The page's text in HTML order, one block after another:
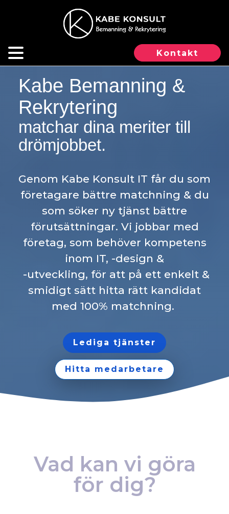
Kontakt
Kabe Bemanning &
Rekrytering
matchar dina meriter till
drömjobbet.
Genom Kabe Konsult IT får du som
företagare bättre matchning & du
som söker ny tjänst bättre
förutsättningar. Vi jobbar med
företag, som behöver kompetens
inom IT, -design &
-utveckling, för att på ett enkelt &
smidigt sätt hitta rätt kandidat
med 100% matchning.
Lediga tjänster
Hitta medarbetare
Vad kan vi göra
för dig?